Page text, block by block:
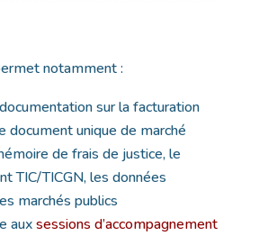
notamment :
sur la facturation
document unique de marché
de frais de justice, le
TIC/TICGN, les données
marchés publics
auxsessions d’accompagnement